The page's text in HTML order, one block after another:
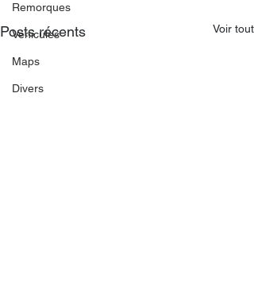
Remorques
Véhicules
Maps
Divers
Posts récents Voir tout